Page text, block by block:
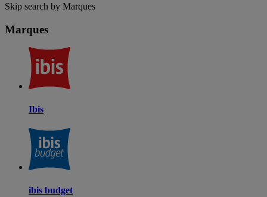
Skip search by Marques
Marques
Ibis
ibis budget